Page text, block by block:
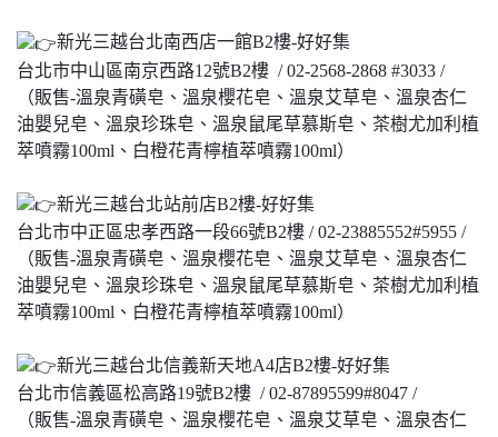
新光三越台北南西店一館B2樓-好好集
台北市中山區南京西路12號B2樓 / 02-2568-2868 #3033 /
（販售-溫泉青磺皂、溫泉櫻花皂、溫泉艾草皂、溫泉杏仁
油嬰兒皂、溫泉珍珠皂、溫泉鼠尾草慕斯皂、茶樹尤加利植
萃噴霧100ml、白橙花青檸植萃噴霧100ml）
新光三越台北站前店B2樓-好好集
台北市中正區忠孝西路一段66號B2樓 / 02-23885552#5955 /
（販售-溫泉青磺皂、溫泉櫻花皂、溫泉艾草皂、溫泉杏仁
油嬰兒皂、溫泉珍珠皂、溫泉鼠尾草慕斯皂、茶樹尤加利植
萃噴霧100ml、白橙花青檸植萃噴霧100ml）
新光三越台北信義新天地A4店B2樓-好好集
台北市信義區松高路19號B2樓 / 02-87895599#8047 /
（販售-溫泉青磺皂、溫泉櫻花皂、溫泉艾草皂、溫泉杏仁